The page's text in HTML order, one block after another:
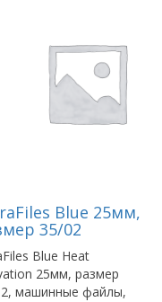
Blue 25мм,
35/02
Blue Heat
25мм, размер
машинные файлы,